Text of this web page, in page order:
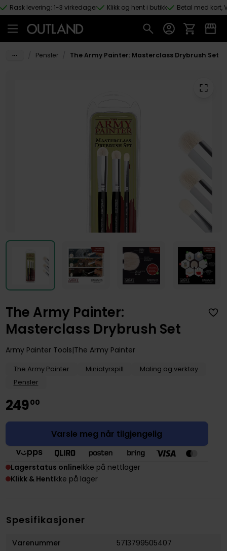
Hopp til hovedinnhold
Rask levering: 1-3 virkedager Klikk og hent i butikk Betal med kort,
Pensler The Army Painter: Masterclass Drybrush Set
The Army Painter:
Masterclass Drybrush Set
Army Painter Tools The Army Painter
The Army Painter Miniatyrspill
Maling og verktøy
Pensler
24900
Varsle meg når tilgjengelig
Lagerstatus onlineIkke på nettlager
Klikk & HentIkke på lager
Spesifikasjoner
Varenummer
5713799505407